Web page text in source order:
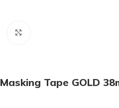
Masking Tape GOLD